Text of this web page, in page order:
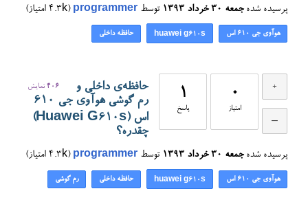
پرسیده شده جمعه ۳۰ خرداد ۱۳۹۳ توسط programmer
(
4.3k امتیاز)
هوآوی جی ۶۱۰ اس huawei g610s حافظه داخلی
0
امتیاز
1
پاسخ
406 نمایش
حافظه‌ی داخلی و
رم گوشی هوآوی جی ۶۱۰
اس (Huawei G610s)
چقدره؟
پرسیده شده جمعه ۳۰ خرداد ۱۳۹۳ توسط programmer
(
4.3k امتیاز)
هوآوی جی ۶۱۰ اس huawei g610s حافظه داخلی رم گوشی